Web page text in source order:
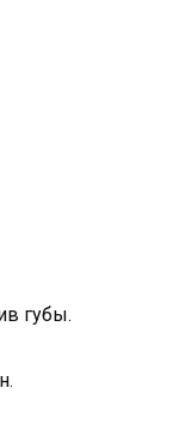
губы.